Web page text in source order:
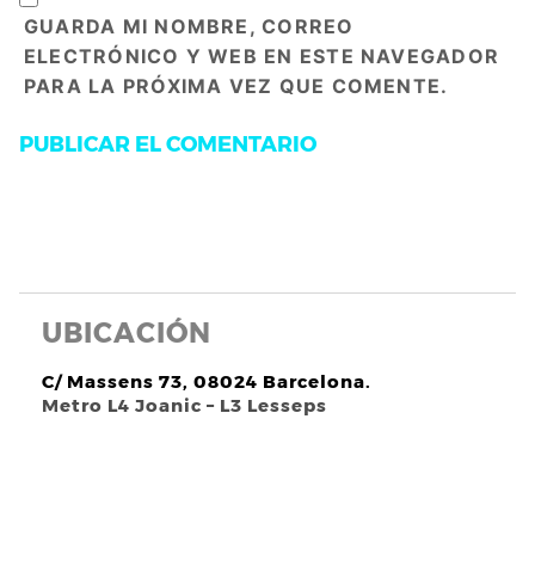
GUARDA MI NOMBRE, CORREO
ELECTRÓNICO Y WEB EN ESTE NAVEGADOR
PARA LA PRÓXIMA VEZ QUE COMENTE.
UBICACIÓN
C/ Massens 73, 08024 Barcelona.
Metro L4 Joanic – L3 Lesseps